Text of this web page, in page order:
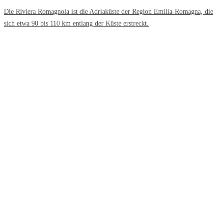
Die Riviera Romagnola ist die Adriaküste der Region Emilia-Romagna, die
sich etwa 90 bis 110 km entlang der Küste erstreckt.